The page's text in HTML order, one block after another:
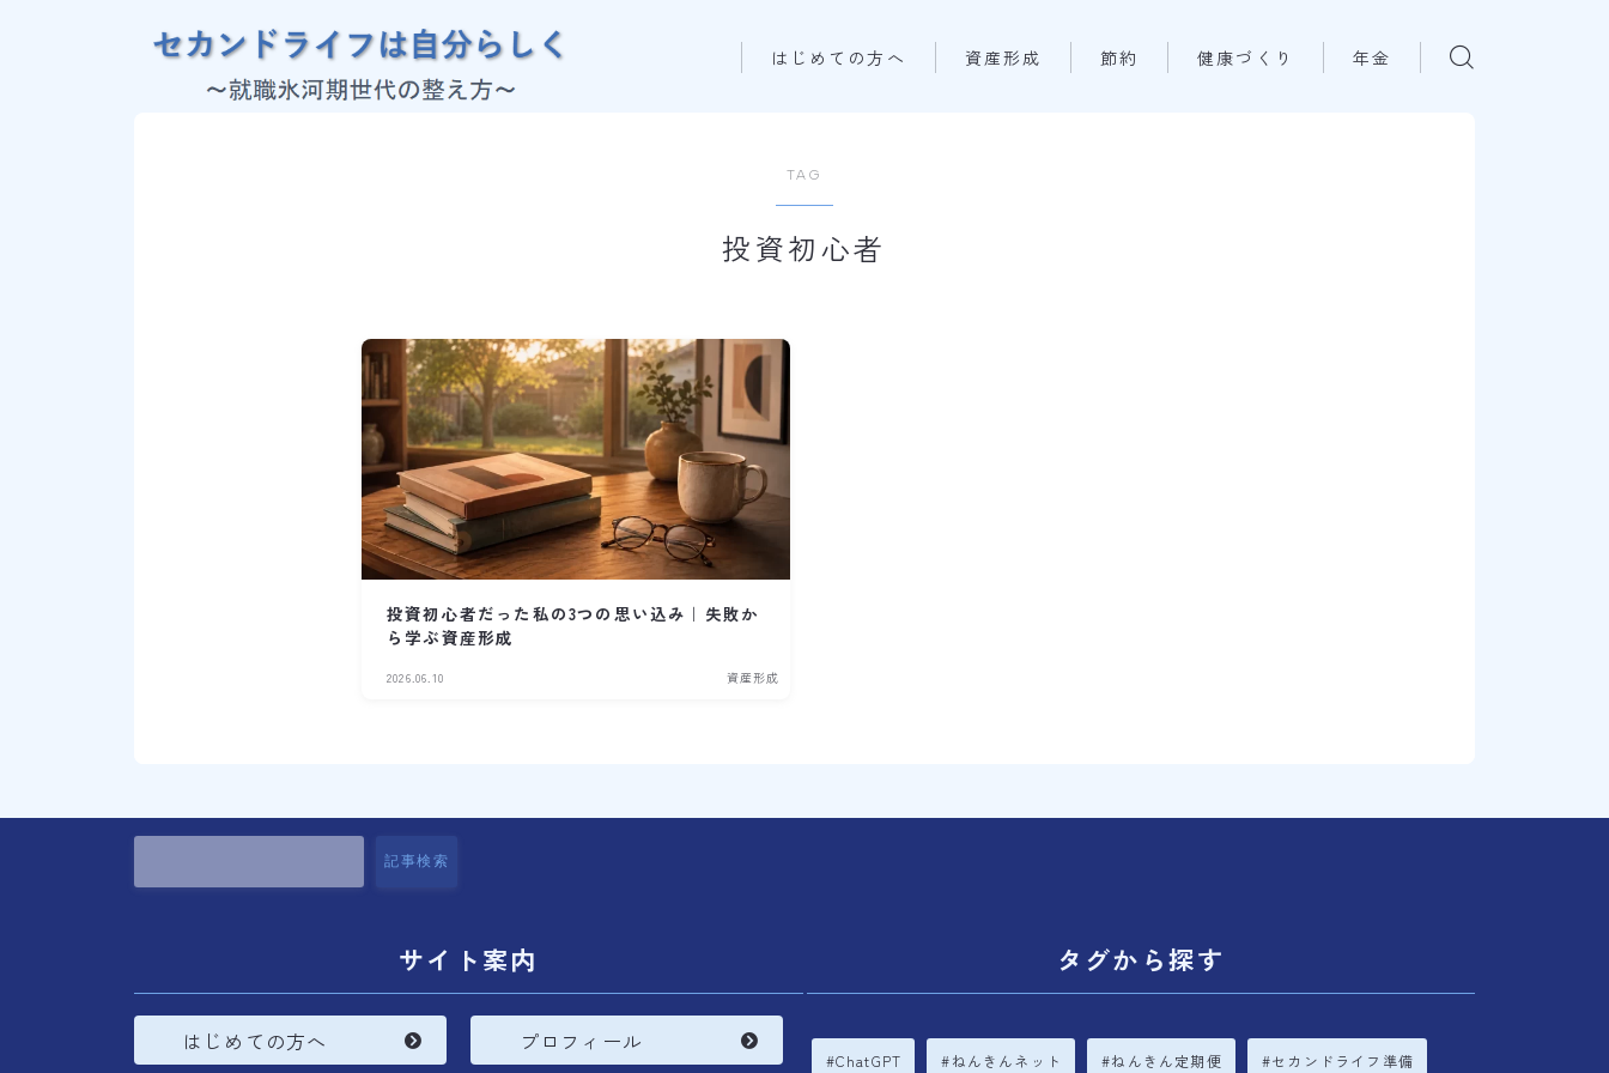
はじめての方へ 資産形成 節約 健康づくり 年金
TAG
投資初心者
投資初心者だった私の3つの思い込み｜失敗か
ら学ぶ資産形成
2026.06.10 資産形成
記事検索
サイト案内
はじめての方へ プロフィール
タグから探す
ChatGPT ねんきんネット ねんきん定期便 セカンドライフ準備